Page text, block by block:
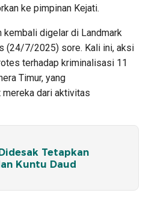
ke pimpinan Kejati.
kembali digelar di Landmark
(24/7/2025) sore. Kali ini, aksi
terhadap kriminalisasi 11
Timur, yang
mereka dari aktivitas
Tetapkan
Kuntu Daud